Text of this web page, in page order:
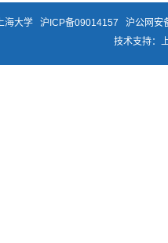
海大学 沪ICP备09014157
沪公网安
技术支持：